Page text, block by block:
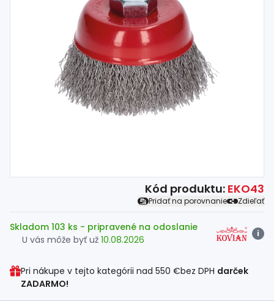
materiál
Kód produktu: EKO43
Pridať na porovnanie Zdieľať
Skladom 103 ks - pripravené na odoslanie
U vás môže byť už 10.08.2026
i
Pri nákupe v tejto kategórii nad 550 €bez DPH darček
ZADARMO!